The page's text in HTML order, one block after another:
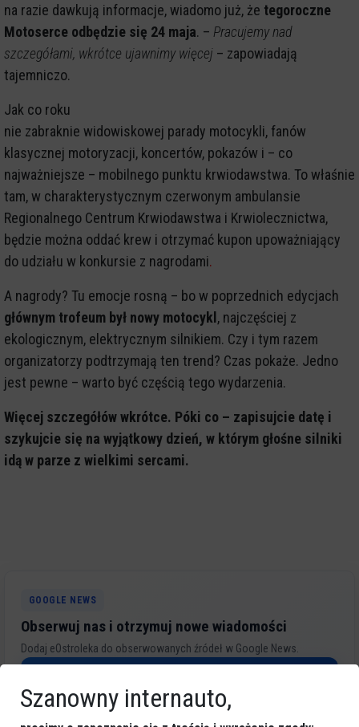
na razie dawkują informacje, wiadomo już, że tegoroczne
Motoserce odbędzie się 24 maja. – Pracujemy nad
szczegółami, wkrótce ujawnimy więcej – zapowiadają
tajemniczo.
Jak co roku
nie zabraknie widowiskowej parady motocykli, fanów
klasycznej motoryzacji, koncertów, pokazów i – co
najważniejsze – mobilnego punktu krwiodawstwa. To właśnie
tam, w charakterystycznym czerwonym ambulansie
Regionalnego Centrum Krwiodawstwa i Krwiolecznictwa,
będzie można oddać krew i otrzymać kupon upoważniający
do udziału w konkursie z nagrodami.
A nagrody? Tu emocje rosną – bo w poprzednich edycjach
głównym trofeum był nowy motocykl, najczęściej z
ekologicznym, elektrycznym silnikiem. Czy i tym razem
organizatorzy podtrzymają ten trend? Czas pokaże. Jedno
jest pewne – warto być częścią tego wydarzenia.
Więcej szczegółów wkrótce. Póki co – zapisujcie datę i
szykujcie się na wyjątkowy dzień, w którym głośne silniki
idą w parze z wielkimi sercami.
GOOGLE NEWS
Obserwuj nas i otrzymuj nowe wiadomości
Dodaj eOstroleka do obserwowanych źródeł w Google News.
Szanowny internauto,